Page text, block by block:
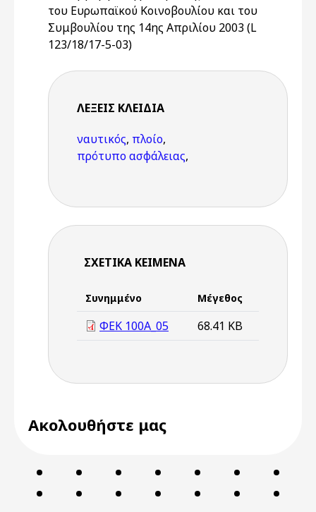
του Ευρωπαϊκού Κοινοβουλίου και του
Συμβουλίου της 14ης Απριλίου 2003 (L
123/18/17-5-03)
ΛΈΞΕΙΣ KΛΕΙΔΙΆ
ναυτικός, πλοίο,
πρότυπο ασφάλειας,
ΣΧΕΤΙΚΆ ΚΕΊΜΕΝΑ
Συνημμένο Μέγεθος
ΦΕΚ 100Α_05 68.41 KB
Ακολουθήστε μας